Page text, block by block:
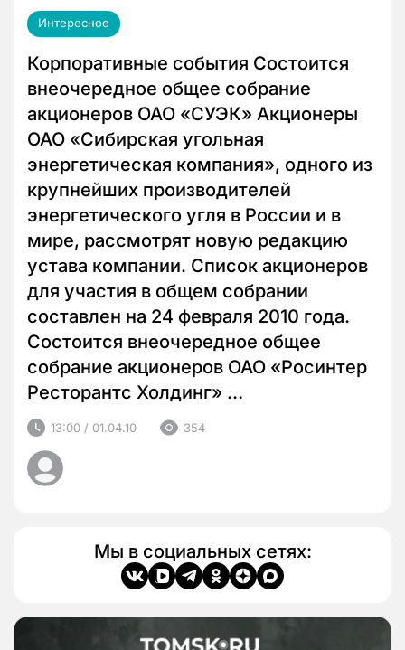
Интересное
Корпоративные события Состоится
внеочередное общее собрание
акционеров ОАО «СУЭК» Акционеры
ОАО «Сибирская угольная
энергетическая компания», одного из
крупнейших производителей
энергетического угля в России и в
мире, рассмотрят новую редакцию
устава компании. Список акционеров
для участия в общем собрании
составлен на 24 февраля 2010 года.
Состоится внеочередное общее
собрание акционеров ОАО «Росинтер
Ресторантс Холдинг» …
13:00 / 01.04.10 354
Мы в социальных сетях: